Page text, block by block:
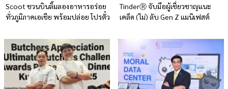
Scoot ชวนบินลิ้มลองอาหารอร่อย
ทั่วภูมิภาคเอเชีย พร้อมปล่อย โปรตั๋ว
Sale’
TinderⓇ จับมือผู้เชี่ยวชาญแนะ
เคล็ด (ไม่) ลับ Gen Z แมนิเฟสต์